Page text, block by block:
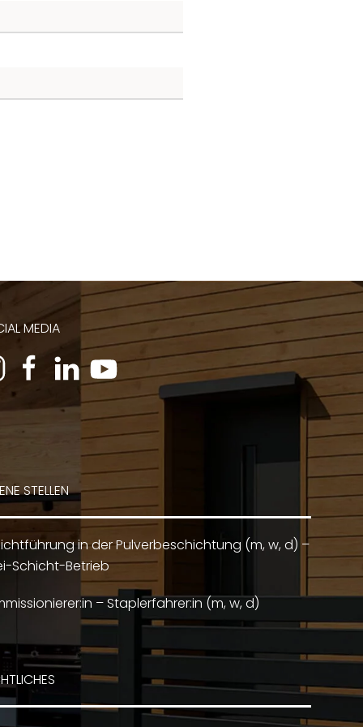
MEDIA
STELLEN
in der Pulverbeschichtung (m, w, d) –
Schicht-Betrieb
– Staplerfahrer:in (m, w, d)